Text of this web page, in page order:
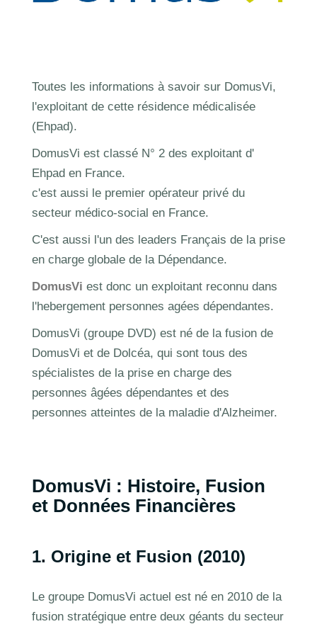
Toutes les informations à savoir sur DomusVi,
l'exploitant de cette résidence médicalisée
(Ehpad).
DomusVi est classé N° 2 des exploitant d'
Ehpad en France.
c'est aussi le premier opérateur privé du
secteur médico-social en France.
C'est aussi l'un des leaders Français de la prise
en charge globale de la Dépendance.
DomusVi est donc un exploitant reconnu dans
l'hebergement personnes agées dépendantes.
DomusVi (groupe DVD) est né de la fusion de
DomusVi et de Dolcéa, qui sont tous des
spécialistes de la prise en charge des
personnes âgées dépendantes et des
personnes atteintes de la maladie d'Alzheimer.
DomusVi : Histoire, Fusion
et Données Financières
1. Origine et Fusion (2010)
Le groupe DomusVi actuel est né en 2010 de la
fusion stratégique entre deux géants du secteur